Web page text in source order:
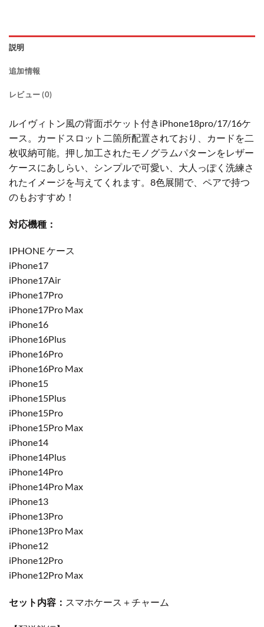
説明
追加情報
レビュー (0)
ルイヴィトン風の背面ポケット付きiPhone18pro/17/16ケ
ース。カードスロット二箇所配置されており、カードを二
枚収納可能。押し加工されたモノグラムパターンをレザー
ケースにあしらい、シンプルで可愛い、大人っぽく洗練さ
れたイメージを与えてくれます。8色展開で、ペアで持つ
のもおすすめ！
対応機種：
IPHONE ケース
iPhone17
iPhone17Air
iPhone17Pro
iPhone17Pro Max
iPhone16
iPhone16Plus
iPhone16Pro
iPhone16Pro Max
iPhone15
iPhone15Plus
iPhone15Pro
iPhone15Pro Max
iPhone14
iPhone14Plus
iPhone14Pro
iPhone14Pro Max
iPhone13
iPhone13Pro
iPhone13Pro Max
iPhone12
iPhone12Pro
iPhone12Pro Max
セット内容： スマホケース＋チャーム